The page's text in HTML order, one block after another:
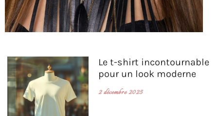
Le t-shirt incontournable
pour un look moderne
2 décembre 2025